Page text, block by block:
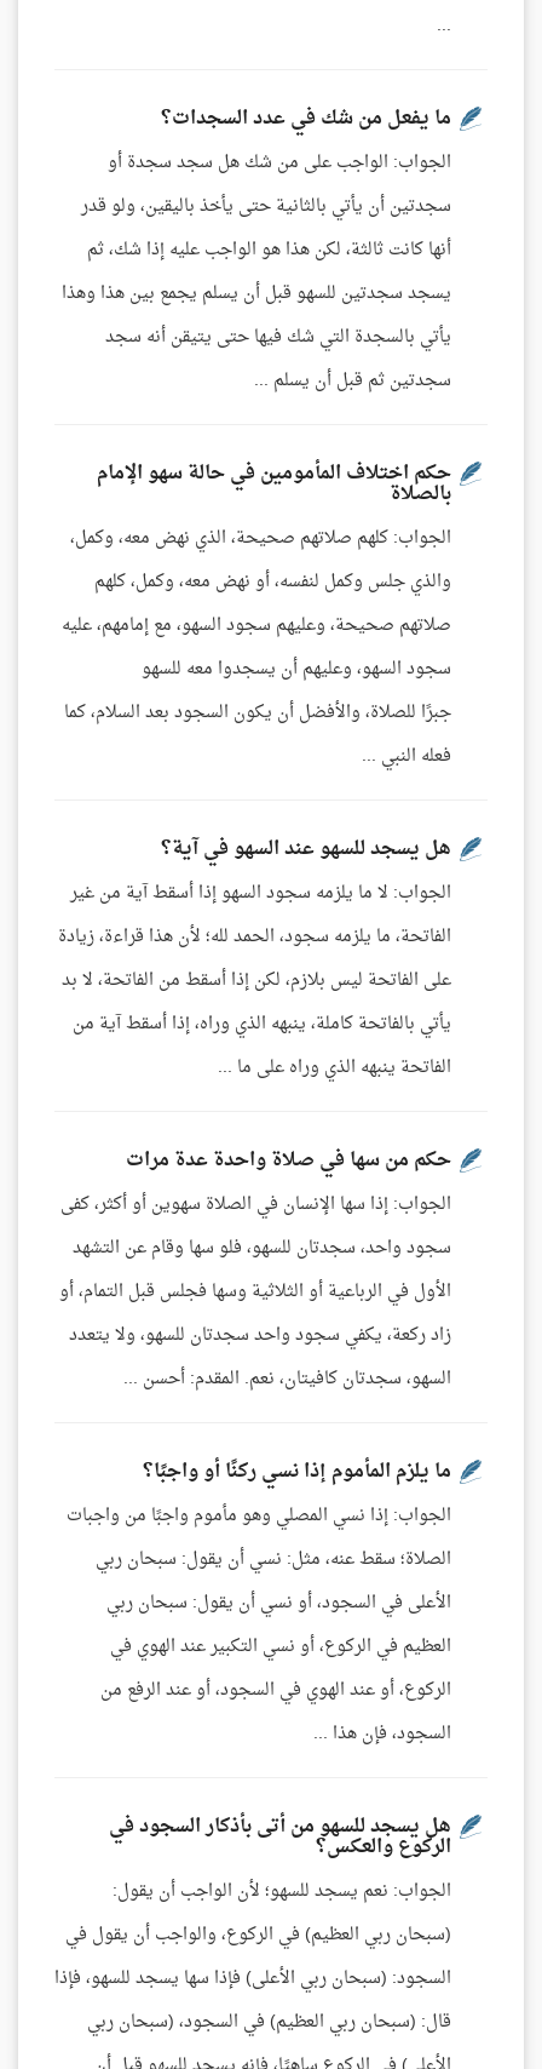
...
ما يفعل من شك في عدد السجدات؟
الجواب: الواجب على من شك هل سجد سجدة أو
سجدتين أن يأتي بالثانية حتى يأخذ باليقين، ولو قدر
أنها كانت ثالثة، لكن هذا هو الواجب عليه إذا شك، ثم
يسجد سجدتين للسهو قبل أن يسلم يجمع بين هذا وهذا
يأتي بالسجدة التي شك فيها حتى يتيقن أنه سجد
سجدتين ثم قبل أن يسلم ...
حكم اختلاف المأمومين في حالة سهو الإمام
بالصلاة
الجواب: كلهم صلاتهم صحيحة، الذي نهض معه، وكمل،
والذي جلس وكمل لنفسه، أو نهض معه، وكمل، كلهم
صلاتهم صحيحة، وعليهم سجود السهو، مع إمامهم، عليه
سجود السهو، وعليهم أن يسجدوا معه للسهو
جبرًا للصلاة، والأفضل أن يكون السجود بعد السلام، كما
فعله النبي ...
هل يسجد للسهو عند السهو في آية؟
الجواب: لا ما يلزمه سجود السهو إذا أسقط آية من غير
الفاتحة، ما يلزمه سجود، الحمد لله؛ لأن هذا قراءة، زيادة
على الفاتحة ليس بلازم، لكن إذا أسقط من الفاتحة، لا بد
يأتي بالفاتحة كاملة، ينبهه الذي وراه، إذا أسقط آية من
الفاتحة ينبهه الذي وراه على ما ...
حكم من سها في صلاة واحدة عدة مرات
الجواب: إذا سها الإنسان في الصلاة سهوين أو أكثر، كفى
سجود واحد، سجدتان للسهو، فلو سها وقام عن التشهد
الأول في الرباعية أو الثلاثية وسها فجلس قبل التمام، أو
زاد ركعة، يكفي سجود واحد سجدتان للسهو، ولا يتعدد
السهو، سجدتان كافيتان، نعم. المقدم: أحسن ...
ما يلزم المأموم إذا نسي ركنًا أو واجبًا؟
الجواب: إذا نسي المصلي وهو مأموم واجبًا من واجبات
الصلاة؛ سقط عنه، مثل: نسي أن يقول: سبحان ربي
الأعلى في السجود، أو نسي أن يقول: سبحان ربي
العظيم في الركوع، أو نسي التكبير عند الهوي في
الركوع، أو عند الهوي في السجود، أو عند الرفع من
السجود، فإن هذا ...
هل يسجد للسهو من أتى بأذكار السجود في
الركوع والعكس؟
الجواب: نعم يسجد للسهو؛ لأن الواجب أن يقول:
(سبحان ربي العظيم) في الركوع، والواجب أن يقول في
السجود: (سبحان ربي الأعلى) فإذا سها يسجد للسهو، فإذا
قال: (سبحان ربي العظيم) في السجود، (سبحان ربي